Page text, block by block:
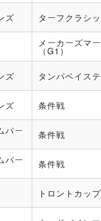
ズ ターフクラシ
メーカーズマ
（G1）
ズ タンパベイス
ズ 条件戦
パー 条件戦
パー 条件戦
トロントカップ